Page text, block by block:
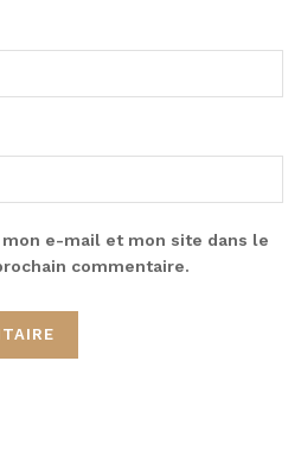
e-mail et mon site dans le
commentaire.